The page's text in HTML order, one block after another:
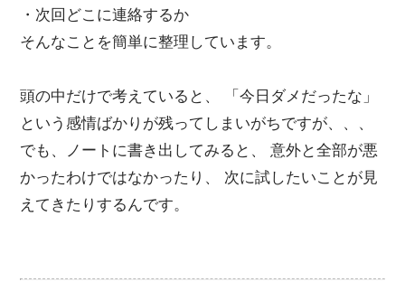
・次回どこに連絡するか
そんなことを簡単に整理しています。
頭の中だけで考えていると、 「今日ダメだったな」
という感情ばかりが残ってしまいがちですが、、、
でも、ノートに書き出してみると、 意外と全部が悪
かったわけではなかったり、 次に試したいことが見
えてきたりするんです。